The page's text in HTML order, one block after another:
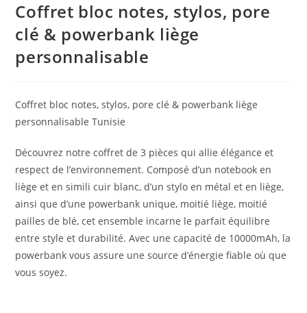
Coffret bloc notes, stylos, pore
clé & powerbank liège
personnalisable
Coffret bloc notes, stylos, pore clé & powerbank liège
personnalisable Tunisie
Découvrez notre coffret de 3 pièces qui allie élégance et
respect de l’environnement. Composé d’un notebook en
liège et en simili cuir blanc, d’un stylo en métal et en liège,
ainsi que d’une powerbank unique, moitié liège, moitié
pailles de blé, cet ensemble incarne le parfait équilibre
entre style et durabilité. Avec une capacité de 10000mAh, la
powerbank vous assure une source d’énergie fiable où que
vous soyez.